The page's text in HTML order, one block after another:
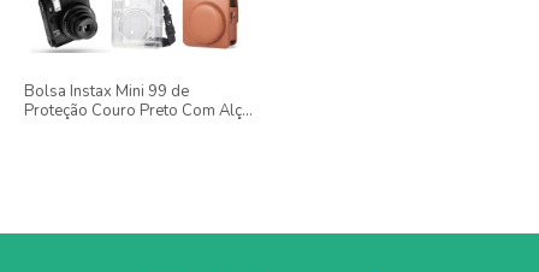
Bolsa Instax Mini 99 de
Proteção Couro Preto Com Alça